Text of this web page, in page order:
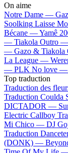
On aime
Notre Dame —
Soolking Laisse
Bécane —Yamê
— Tiakola Outro —
— Gazo & Tiakola
La League —
— PLK No love —
Top traduction
Traduction des
Traduction Coulda
DICTADOR —
Electric Callboy
Mi Chico — DJ
Traduction
(DONK) —